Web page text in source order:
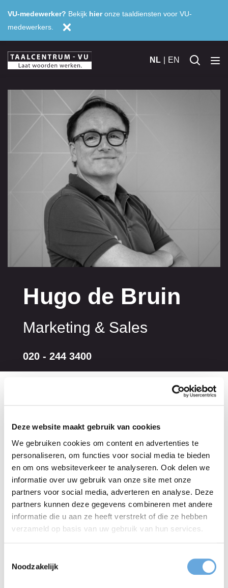
Deze website maakt gebruik van cookies
We gebruiken cookies om content en advertenties te
personaliseren, om functies voor social media te bieden
en om ons websiteverkeer te analyseren. Ook delen we
informatie over uw gebruik van onze site met onze
partners voor social media, adverteren en analyse. Deze
partners kunnen deze gegevens combineren met andere
informatie die u aan ze heeft verstrekt of die ze hebben
verzameld op basis van uw gebruik van hun services.
Noodzakelijk
VU-medewerker? Bekijk hieronze taaldiensten voor VU-
medewerkers.
EN
NL
Hugo de Bruin
Marketing & Sales
020 - 244 3400
ervoor dat campagnes, webinars en social media
goed op elkaar aansluiten, en dat het Taalcentrum
zichtbaar is bij de juiste doelgroepen. Zijn collega's
kennen hem als iemand met oog voor detail, maar
ook als een nuchtere grappenmaker in de hectiek
van de dag.
en New York. Hij leest graag historische non-fictie,